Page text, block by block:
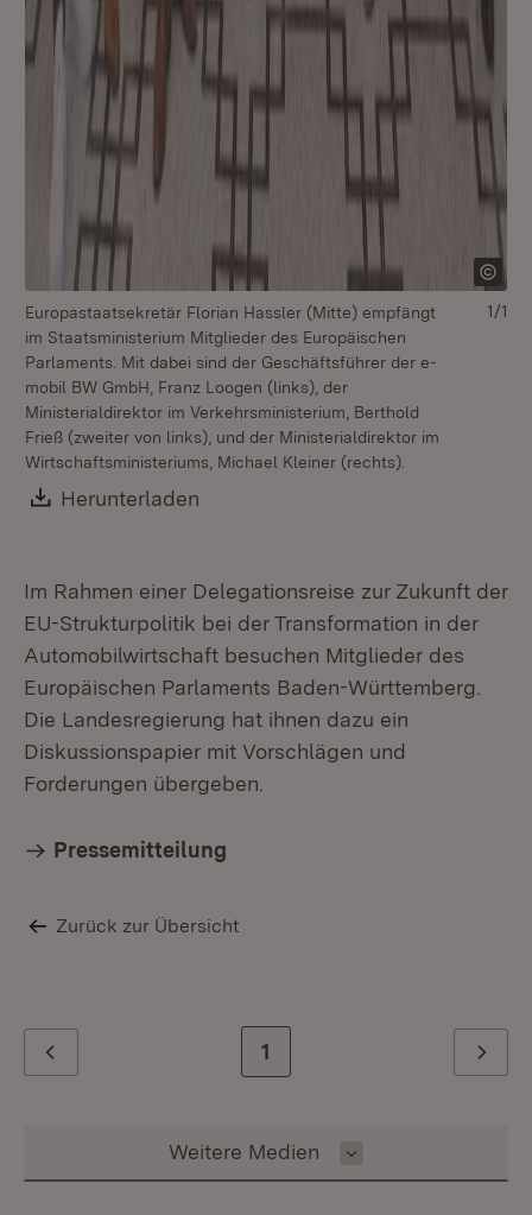
Europastaatsekretär Florian Hassler (Mitte) empfängt
im Staatsministerium Mitglieder des Europäischen
Parlaments. Mit dabei sind der Geschäftsführer der e-
mobil BW GmbH, Franz Loogen (links), der
Ministerialdirektor im Verkehrsministerium, Berthold
Frieß (zweiter von links), und der Ministerialdirektor im
Wirtschaftsministeriums, Michael Kleiner (rechts).
Download:
Herunterladen
1/1
Im Rahmen einer Delegationsreise zur Zukunft der
EU-Strukturpolitik bei der Transformation in der
Automobilwirtschaft besuchen Mitglieder des
Europäischen Parlaments Baden-Württemberg.
Die Landesregierung hat ihnen dazu ein
Diskussionspapier mit Vorschlägen und
Forderungen übergeben.
Pressemitteilung
Zurück zur Übersicht
Zur letzten Seite
1 Weiter
Inhalt auswählen
Weitere Medien